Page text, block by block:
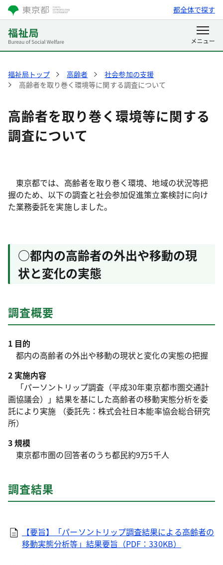
都全体で探す
福祉局トップ 高齢者
社会参加の支援
高齢者を取り巻く環境等に関する調査について
高齢者を取り巻く環境等に関する
調査について
東京都では、高齢者を取り巻く環境、地域の状況等把
握のため、以下の調査と社会参加促進策立案検討に向け
た業務委託を実施しました。
○都内の高齢者の外出や移動の現
状と変化の実態
調査概要
1 目的
都内の高齢者の外出や移動の現状と変化の実態の把握
2 実施内容
「パーソントリップ調査（平成30年東京都市圏交通計
画協議会）」結果を基にした高齢者の移動実態分析を委
託により実施 （委託先：株式会社日本能率協会総合研究
所）
3 規模
東京都市圏の回答者のうち都民約9万5千人
調査結果
【要旨】「パーソントリップ調査結果による高齢者の
移動実態分析等」結果要旨（PDF：330KB）